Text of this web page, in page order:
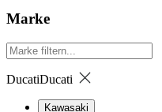
Marke
DucatiDucati
Kawasaki